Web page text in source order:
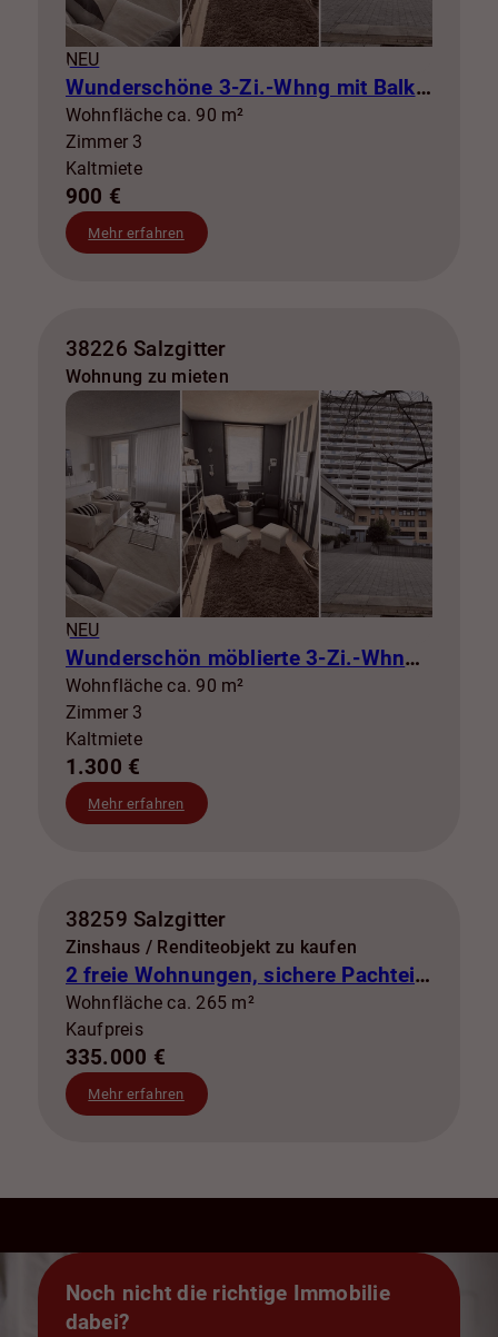
NEU
Wunderschöne 3-Zi.-Whng mit Balkon zur Miete! SZ-Lebenstedt
Wohnfläche ca. 90 m²
Zimmer 3
Kaltmiete
900 €
Mehr erfahren
38226 Salzgitter
Wohnung zu mieten
NEU
Wunderschön möblierte 3-Zi.-Whng mit Balkon zur Miete! SZ-Lebenstedt
Wohnfläche ca. 90 m²
Zimmer 3
Kaltmiete
1.300 €
Mehr erfahren
38259 Salzgitter
Zinshaus / Renditeobjekt zu kaufen
2 freie Wohnungen, sichere Pachteinnahmen & eigene Stromerzeugung
Wohnfläche ca. 265 m²
Kaufpreis
335.000 €
Mehr erfahren
Noch nicht die richtige Immobilie
dabei?